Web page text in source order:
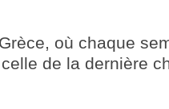
où chaque
de la dernière